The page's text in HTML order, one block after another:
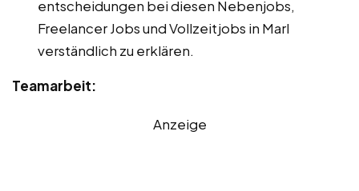
entscheidungen bei diesen Nebenjobs,
Freelancer Jobs und Vollzeitjobs in Marl
verständlich zu erklären.
Teamarbeit:
Anzeige